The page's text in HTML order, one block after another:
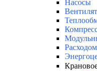
Насосы